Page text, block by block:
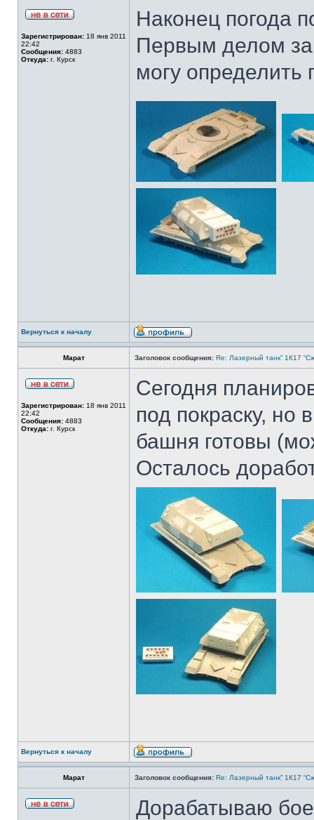
Зарегистрирован: 18 янв 2011
22:42
Сообщения: 4883
Откуда: г. Курск
Наконец погода
Первым делом
могу
Вернуться к началу
Марат Заголовок сообщения: Re: Лазерный танк” 1К17
Зарегистрирован: 18 янв 2011
22:42
Сообщения: 4883
Откуда: г. Курск
Сегодня
под покраску, но
башня готовы
Осталось
Вернуться к началу
Марат Заголовок сообщения: Re: Лазерный танк” 1К17
Дорабатываю